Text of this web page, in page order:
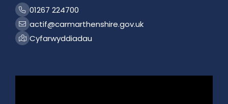
01267 224700
actif@carmarthenshire.gov.uk
Cyfarwyddiadau